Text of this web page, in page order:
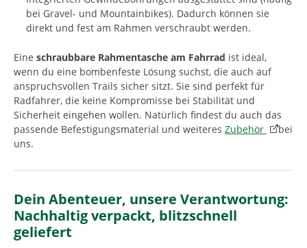
bei Gravel- und Mountainbikes). Dadurch können sie
direkt und fest am Rahmen verschraubt werden.
Eine schraubbare Rahmentasche am Fahrrad ist ideal,
wenn du eine bombenfeste Lösung suchst, die auch auf
anspruchsvollen Trails sicher sitzt. Sie sind perfekt für
Radfahrer, die keine Kompromisse bei Stabilität und
Sicherheit eingehen wollen. Natürlich findest du auch das
passende Befestigungsmaterial und weiteres Zubehör
bei
uns.
Dein Abenteuer, unsere Verantwortung:
Nachhaltig verpackt, blitzschnell
geliefert